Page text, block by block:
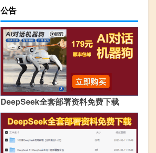
公告
DeepSeek全套部署资料免费下载